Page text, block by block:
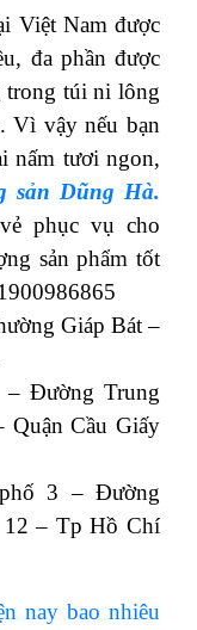
Việt Nam được
đa phần được
trong túi ni lông
Vì vậy nếu bạn
nấm tươi ngon,
sản Dũng Hà.
phục vụ cho
sản phẩm tốt
Giáp Bát –
Đường Trung
Quận Cầu Giấy
3 – Đường
– Tp Hồ Chí
nay bao nhiêu